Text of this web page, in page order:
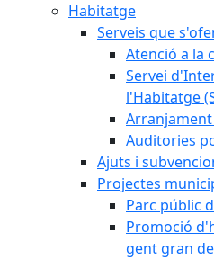
Habitatge
Serveis que
Atenció a la
Servei
l'Habitatge
Auditories
Ajuts i
Projectes
Parc públic
Promoció
gent gran